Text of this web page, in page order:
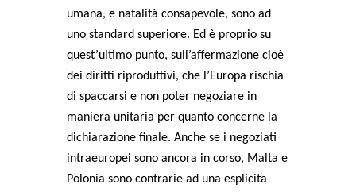
umana, e natalità consapevole, sono ad
uno standard superiore. Ed è proprio su
quest’ultimo punto, sull’affermazione cioè
dei diritti riproduttivi, che l’Europa rischia
di spaccarsi e non poter negoziare in
maniera unitaria per quanto concerne la
dichiarazione finale. Anche se i negoziati
intraeuropei sono ancora in corso, Malta e
Polonia sono contrarie ad una esplicita